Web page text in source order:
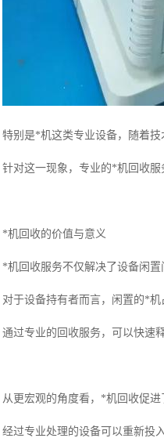
特别是*机这类专业设备，随着技
针对这一现象，专业的*机回收服
*机回收的价值与意义
*机回收服务不仅解决了设备闲置
对于设备持有者而言，闲置的*机
通过专业的回收服务，可以快速
从更宏观的角度看，*机回收促进
经过专业处理的设备可以重新投